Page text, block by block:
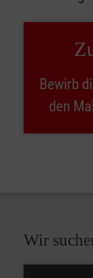
Bewirb
den
Wir